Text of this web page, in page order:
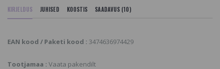
KIRJELDUS JUHISED KOOSTIS SAADAVUS (10)
EAN kood / Paketi kood : 3474636974429
Tootjamaa : Vaata pakendilt